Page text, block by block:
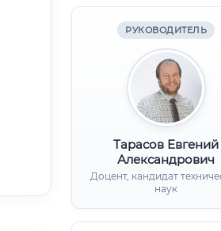
РУКОВОДИТЕЛЬ
Тарасов Евгений
Александрович
Доцент, кандидат
наук